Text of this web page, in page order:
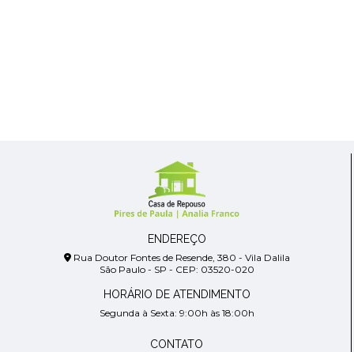
ENDEREÇO
Rua Doutor Fontes de Resende, 380 - Vila Dalila
São Paulo - SP - CEP: 03520-020
HORÁRIO DE ATENDIMENTO
Segunda à Sexta: 9:00h às 18:00h
CONTATO